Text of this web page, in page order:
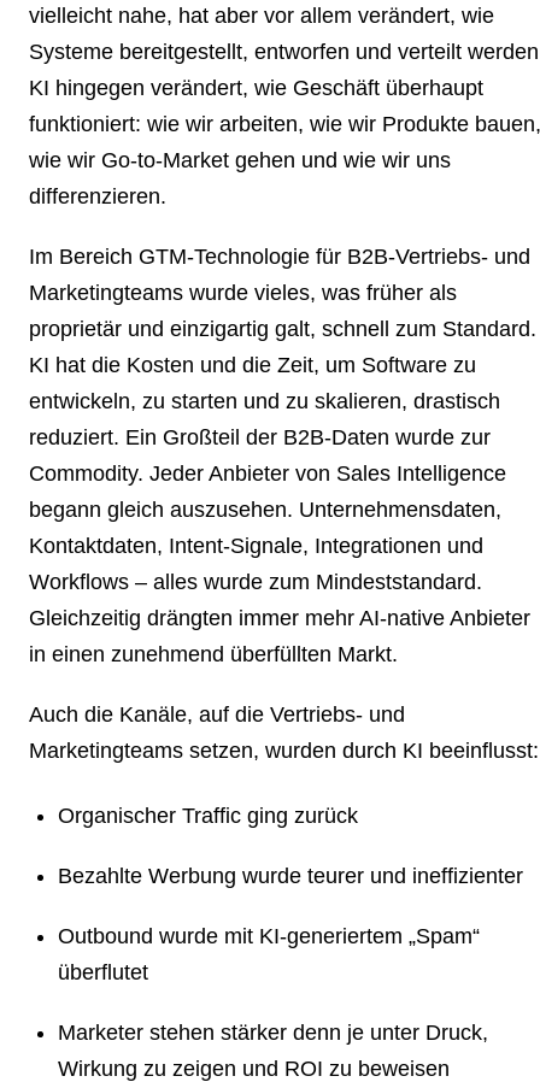
vielleicht nahe, hat aber vor allem verändert, wie
Systeme bereitgestellt, entworfen und verteilt
KI hingegen verändert, wie Geschäft überhaupt
funktioniert: wie wir arbeiten, wie wir Produkte bauen,
wie wir Go-to-Market gehen und wie wir uns
differenzieren.
Im Bereich GTM-Technologie für B2B-Vertriebs- und
Marketingteams wurde vieles, was früher als
proprietär und einzigartig galt, schnell zum Standard.
KI hat die Kosten und die Zeit, um Software zu
entwickeln, zu starten und zu skalieren, drastisch
reduziert. Ein Großteil der B2B-Daten wurde zur
Commodity. Jeder Anbieter von Sales Intelligence
begann gleich auszusehen. Unternehmensdaten,
Kontaktdaten, Intent-Signale, Integrationen und
Workflows – alles wurde zum Mindeststandard.
Gleichzeitig drängten immer mehr AI-native Anbieter
in einen zunehmend überfüllten Markt.
Auch die Kanäle, auf die Vertriebs- und
Marketingteams setzen, wurden durch KI beeinflusst:
Organischer Traffic ging zurück
Bezahlte Werbung wurde teurer und ineffizienter
Outbound wurde mit KI-generiertem „Spam“
überflutet
Marketer stehen stärker denn je unter Druck,
Wirkung zu zeigen und ROI zu beweisen